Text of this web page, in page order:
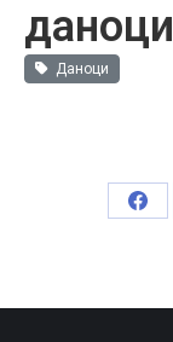
Даноци